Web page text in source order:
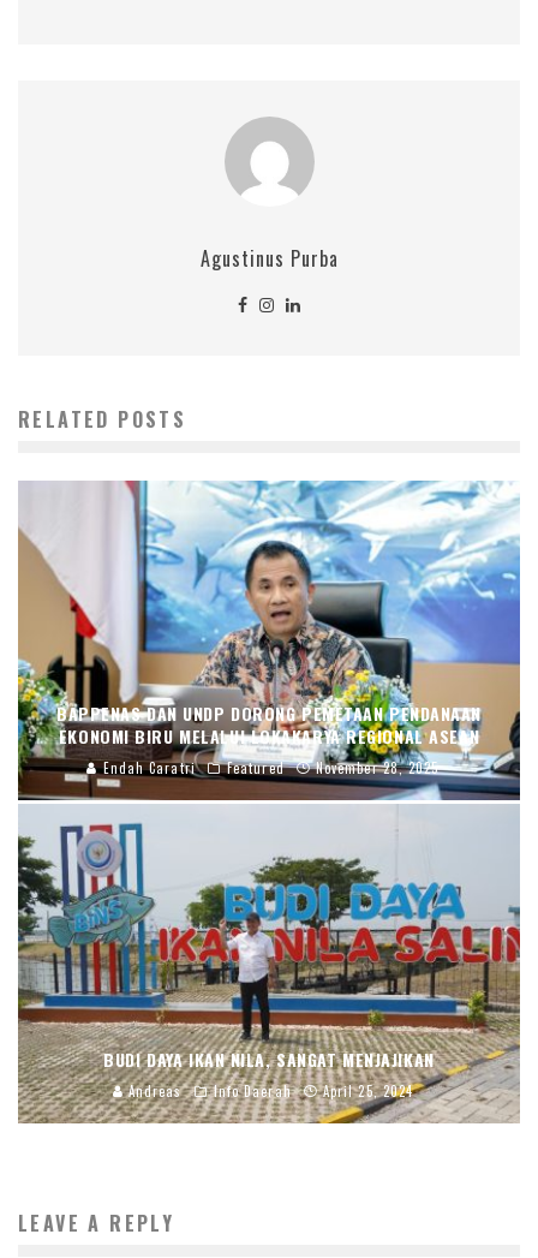
Agustinus Purba
RELATED POSTS
BAPPENAS DAN UNDP DORONG PEMETAAN PENDANAAN
EKONOMI BIRU MELALUI LOKAKARYA REGIONAL ASEAN
Endah Caratri Featured November 28, 2025
BUDI DAYA IKAN NILA, SANGAT MENJAJIKAN
Andreas Info Daerah April 25, 2024
LEAVE A REPLY